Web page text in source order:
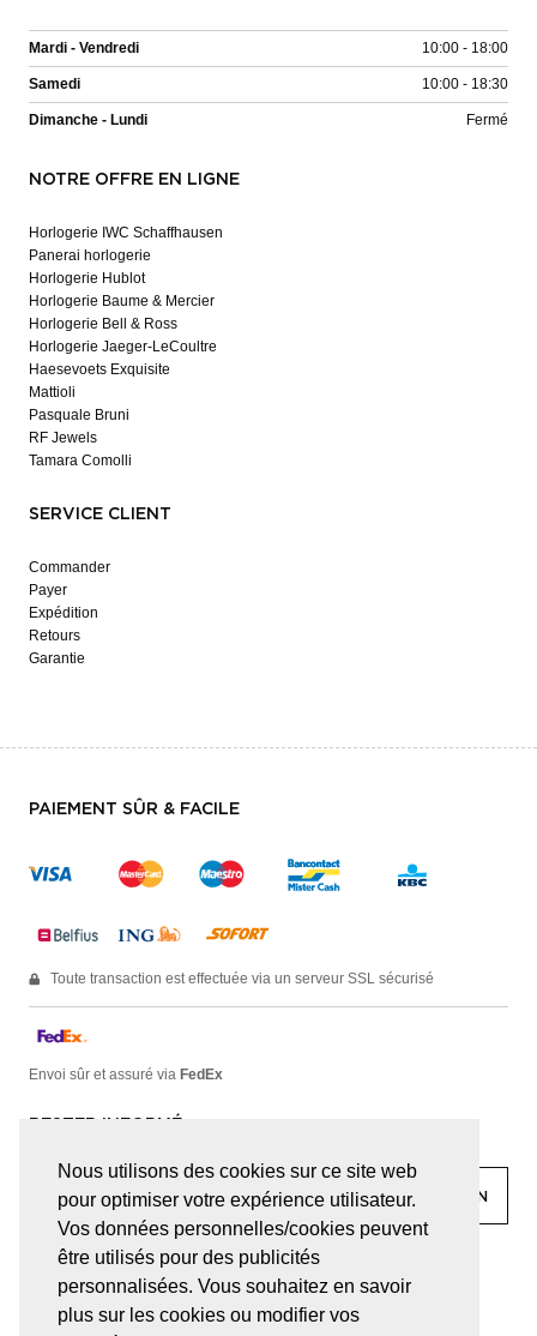
Nous utilisons des cookies sur ce site web
pour optimiser votre expérience utilisateur.
Vos données personnelles/cookies peuvent
être utilisés pour des publicités
personnalisées. Vous souhaitez en savoir
plus sur les cookies ou modifier vos
Mardi - Vendredi 10:00 - 18:00
Samedi 10:00 - 18:30
Dimanche - Lundi Fermé
NOTRE OFFRE EN LIGNE
Horlogerie IWC Schaffhausen
Panerai horlogerie
Horlogerie Hublot
Horlogerie Baume & Mercier
Horlogerie Bell & Ross
Horlogerie Jaeger-LeCoultre
Haesevoets Exquisite
Mattioli
Pasquale Bruni
RF Jewels
Tamara Comolli
SERVICE CLIENT
Commander
Payer
Expédition
Retours
Garantie
PAIEMENT SÛR & FACILE
Toute transaction est effectuée via un serveur SSL sécurisé
Envoi sûr et assuré via FedEx
RESTER INFORMÉ
facebook linkedin